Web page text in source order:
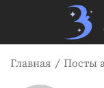
Главная Посты